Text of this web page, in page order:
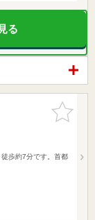
る
お気に入
りに追加
歩約7分です。首都